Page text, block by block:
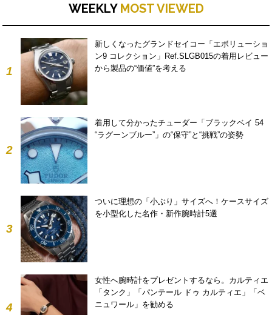
WEEKLY MOST VIEWED
1
新しくなったグランドセイコー「エボリューショ
ン9 コレクション」Ref.SLGB015の着用レビュー
から製品の“価値”を考える
2
着用して分かったチューダー「ブラックベイ 54
“ラグーンブルー”」の“保守”と“挑戦”の姿勢
3
ついに理想の「小ぶり」サイズへ！ケースサイズ
を小型化した名作・新作腕時計5選
4
女性へ腕時計をプレゼントするなら。カルティエ
「タンク」「パンテール ドゥ カルティエ」「ベ
ニュワール」を勧める